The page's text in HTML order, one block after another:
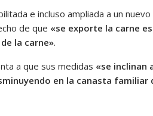
e incluso ampliada a un
de que «se exporte la carne
la carne».
a que sus medidas «se inclinan
en la canasta familiar